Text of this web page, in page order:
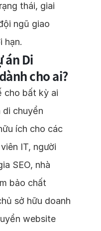
thái, giai
ngũ giao
hạn.
án Di
cho ai?
cho bất kỳ ai
di chuyển
ích cho các
IT, người
SEO, nhà
bảo chất
sở hữu doanh
website